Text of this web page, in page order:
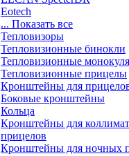
Eotech
... Показать все
Тепловизоры
Тепловизионные бинокли
Тепловизионные
Тепловизионные прицелы
Кронштейны для
Боковые кронштейны
Кольца
Кронштейны для
прицелов
Кронштейны для ночных